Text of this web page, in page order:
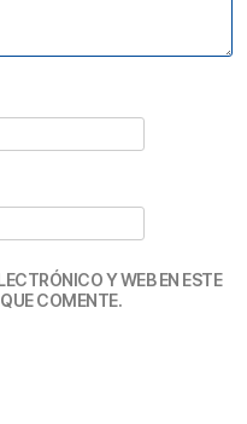
Y WEB EN ESTE
COMENTE.